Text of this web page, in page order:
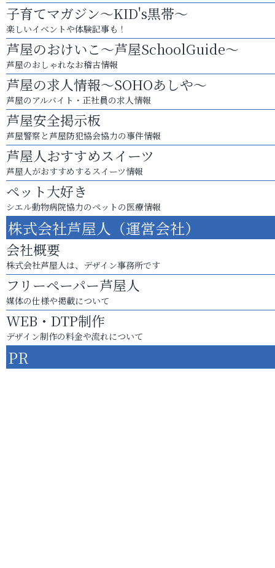
子育てマガジン～KID's黒帯～
楽しいイベントや体験記事も！
芦屋のおけいこ～芦屋SchoolGuide～
芦屋のおしゃれなお稽古情報
芦屋の求人情報～SOHOあしや～
芦屋のアルバイト・正社員の求人情報
芦屋安全掲示板
芦屋警察と芦屋防犯協会協力の事件情報
芦屋人おすすめスイーツ
芦屋人がおすすめするスイーツ情報
ペット大好き
シエル動物病院協力のペットの医療情報
株式会社芦屋人（運営会社）
会社概要
株式会社芦屋人は、デザイン事務所です
フリーペーパー芦屋人
媒体の仕様や掲載について
WEB・DTP制作
デザイン制作の料金や流れについて
PR